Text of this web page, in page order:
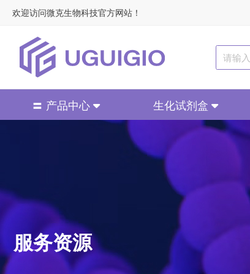
欢迎访问微克生物科技官方网站！
〓 产品中心 生化试剂盒
服务资源